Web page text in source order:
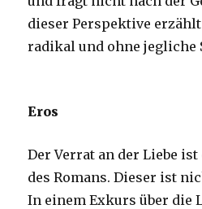
dieser Perspektive
radikal und ohne jegliche
Eros
Der Verrat an der Liebe
des Romans. Dieser ist
In einem Exkurs über die